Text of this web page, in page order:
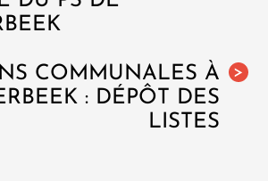
>
COMMUNALES À
: DÉPÔT DES
LISTES